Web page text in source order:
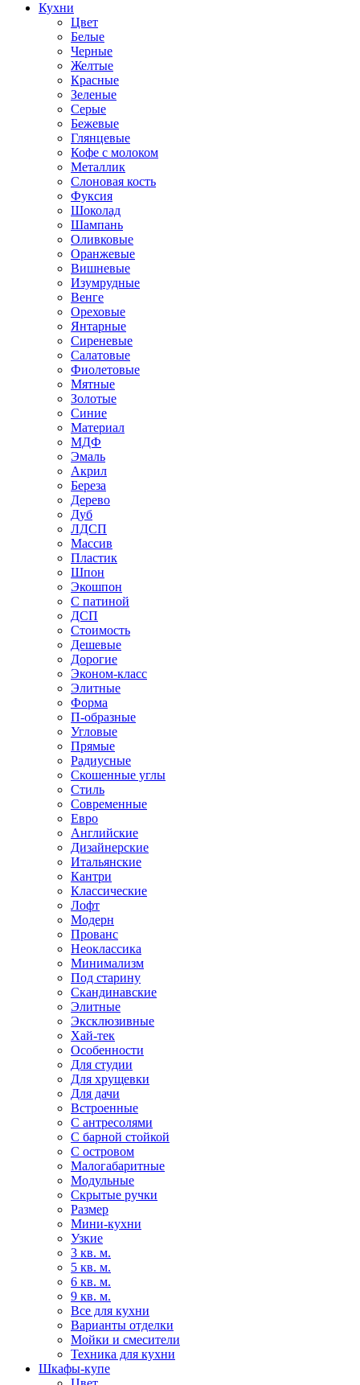
Кухни
Цвет
Белые
Черные
Желтые
Красные
Зеленые
Серые
Бежевые
Глянцевые
Кофе с молоком
Металлик
Слоновая кость
Фуксия
Шоколад
Шампань
Оливковые
Оранжевые
Вишневые
Изумрудные
Венге
Ореховые
Янтарные
Сиреневые
Салатовые
Фиолетовые
Мятные
Золотые
Синие
Материал
МДФ
Эмаль
Акрил
Береза
Дерево
Дуб
ЛДСП
Массив
Пластик
Шпон
Экошпон
С патиной
ДСП
Стоимость
Дешевые
Дорогие
Эконом-класс
Элитные
Форма
П-образные
Угловые
Прямые
Радиусные
Скошенные углы
Стиль
Современные
Евро
Английские
Дизайнерские
Итальянские
Кантри
Классические
Лофт
Модерн
Прованс
Неоклассика
Минимализм
Под старину
Скандинавские
Элитные
Эксклюзивные
Хай-тек
Особенности
Для студии
Для хрущевки
Для дачи
Встроенные
С антресолями
С барной стойкой
С островом
Малогабаритные
Модульные
Скрытые ручки
Размер
Мини-кухни
Узкие
3 кв. м.
5 кв. м.
6 кв. м.
9 кв. м.
Все для кухни
Варианты отделки
Мойки и смесители
Техника для кухни
Шкафы-купе